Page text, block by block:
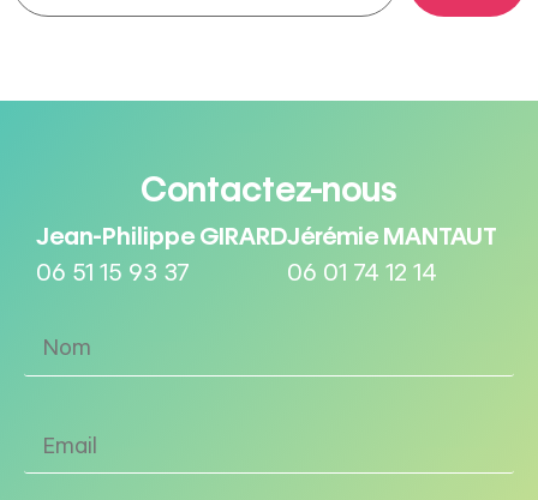
Contactez-nous
Jean-Philippe GIRARD
06 51 15 93 37
Jérémie MANTAUT
06 01 74 12 14